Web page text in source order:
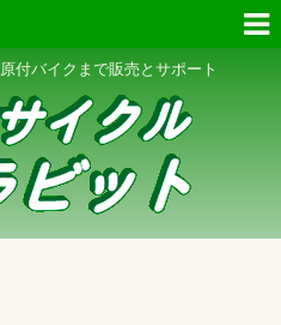
付バイクまで販売とサポート